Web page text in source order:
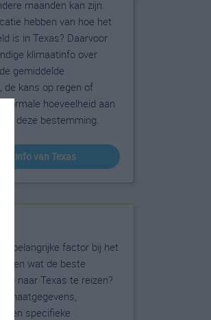
maanden kan zijn.
hebben van hoe het
is in Texas? Daarvoor
klimaatinfo over
gemiddelde
de kans op regen of
normale hoeveelheid aan
deze bestemming.
van Texas
belangrijke factor bij het
wat de beste
om naar Texas te reizen?
en specifieke